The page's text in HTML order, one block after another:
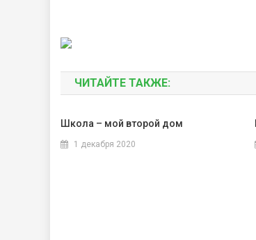
ЧИТАЙТЕ ТАКЖЕ:
Школа – мой второй дом
1 декабря 2020